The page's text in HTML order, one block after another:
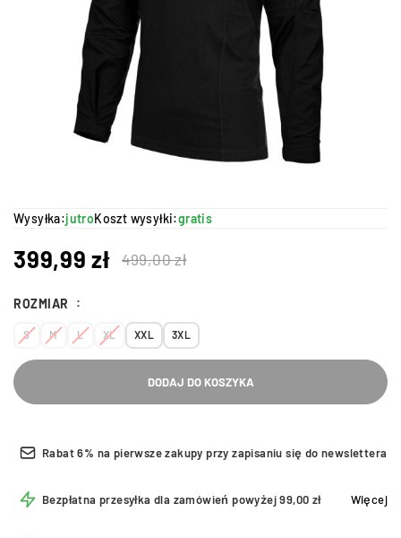
Wysyłka:jutroKoszt wysyłki:gratis
499,00zł
399,99zł
ROZMIAR
S M L XL XXL 3XL
DODAJ DO KOSZYKA
Rabat 6% na pierwsze zakupy przy zapisaniu się do newslettera
Bezpłatna przesyłka dla zamówień powyżej 99,00 zł Więcej